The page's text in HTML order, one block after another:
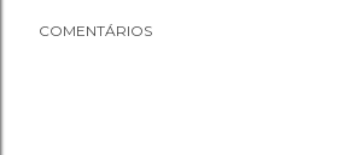
COMENTÁRIOS